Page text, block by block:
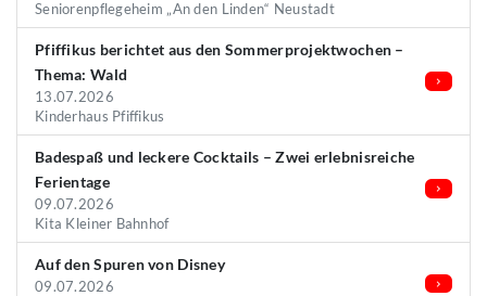
Seniorenpflegeheim „An den Linden“ Neustadt
Pfiffikus berichtet aus den Sommerprojektwochen –
Thema: Wald
13.07.2026
Kinderhaus Pfiffikus
Badespaß und leckere Cocktails – Zwei erlebnisreiche
Ferientage
09.07.2026
Kita Kleiner Bahnhof
Auf den Spuren von Disney
09.07.2026